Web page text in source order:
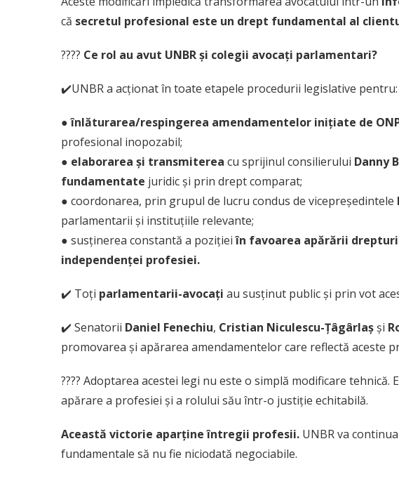
că secretul profesional este un drept fundamental al
???? Ce rol au avut UNBR și colegii avocați parlamentari?
✔️UNBR a acționat în toate etapele procedurii legislative pentru:
● înlăturarea/respingerea amendamentelor inițiate de
profesional inopozabil;
● elaborarea și transmiterea cu sprijinul consilierului Danny
fundamentate juridic și prin drept comparat;
● coordonarea, prin grupul de lucru condus de vicepreședintele
parlamentarii și instituțiile relevante;
● susținerea constantă a pozițieiîn favoarea apărării
independenței profesiei.
✔️ Toți parlamentarii-avocați au susținut public și prin vot
✔️ Senatorii Daniel Fenechiu, Cristian Niculescu-Țâgârlașși
promovarea și apărarea amendamentelor care reflectă aceste
???? Adoptarea acestei legi nu este o simplă modificare
apărare a profesiei și a rolului său într-o justiție echitabilă.
Această victorie aparține întregii profesii. UNBR va
fundamentale să nu fie niciodată negociabile.